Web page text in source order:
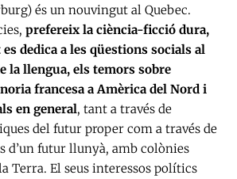
és un nouvingut al Quebec.
prefereix la ciència-ficció dura,
dedica a les qüestions socials al
la llengua, els temors sobre
francesa a Amèrica del Nord i
en general, tant a través de
del futur proper com a través de
d’un futur llunyà, amb colònies
Terra. El seus interessos polítics